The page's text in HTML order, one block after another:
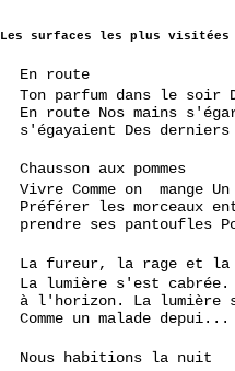
Les surfaces les plus visitées
En route
Ton parfum dans le soir
En route Nos mains
s'égayaient Des
Chausson aux pommes
Vivre Comme on mange Un
Préférer les morceaux
prendre ses pantoufles
La fureur, la rage et la
La lumière s'est
à l'horizon. La lumière
Comme un malade depui...
Nous habitions la nuit